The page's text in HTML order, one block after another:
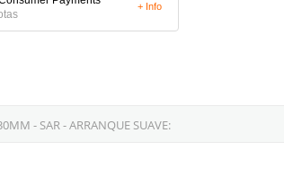
+ Info
- SAR - ARRANQUE SUAVE: